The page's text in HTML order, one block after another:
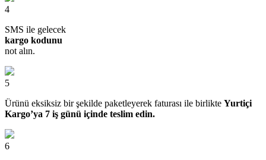
4
SMS ile gelecek
kargo kodunu
not alın.
5
Ürünü eksiksiz bir şekilde paketleyerek faturası ile birlikte Yurtiçi
Kargo’ya 7 iş günü içinde teslim edin.
6